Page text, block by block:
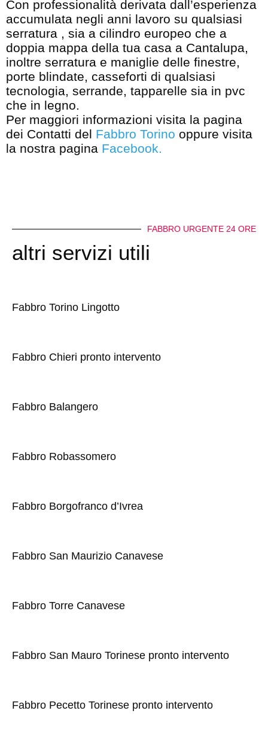
Con professionalità derivata dall’esperienza
accumulata negli anni lavoro su qualsiasi
serratura , sia a cilindro europeo che a
doppia mappa della tua casa a Cantalupa,
inoltre serratura e maniglie delle finestre,
porte blindate, casseforti di qualsiasi
tecnologia, serrande, tapparelle sia in pvc
che in legno.
Per maggiori informazioni visita la pagina
dei Contatti del Fabbro Torino oppure visita
la nostra pagina Facebook.
FABBRO URGENTE 24 ORE
altri servizi utili
Fabbro Torino Lingotto
Fabbro Chieri pronto intervento
Fabbro Balangero
Fabbro Robassomero
Fabbro Borgofranco d’Ivrea
Fabbro San Maurizio Canavese
Fabbro Torre Canavese
Fabbro San Mauro Torinese pronto intervento
Fabbro Pecetto Torinese pronto intervento